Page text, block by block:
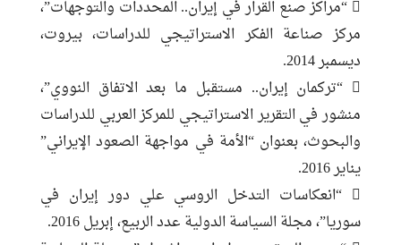
 “مراكز صنع القرار في إيران.. المحددات والتوجهات”،
مركز صناعة الفكر الاستراتيجي للدراسات، بيروت،
ديسمبر 2014.
 “تركمان إيران.. مستقبل ما بعد الاتفاق النووي”،
منشور في التقرير الاستراتيجي للمركز العربي للدراسات
والبحوث، بعنوان “الأمة في مواجهة الصعود الإيراني”
يناير 2016.
 “انعكاسات التدخل الروسي علي دور إيران في
سوريا”، مجلة السياسة الدولية عدد الربيع، إبريل 2016.